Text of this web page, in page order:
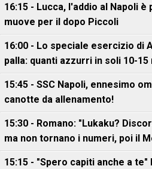
16:15 - Lucca, l'addio al Napoli
muove per il dopo Piccoli
16:00 - Lo speciale esercizio di
palla: quanti azzurri in soli 10-15
15:45 - SSC Napoli, ennesimo
canotte da allenamento!
15:30 - Romano: "Lukaku?
ma non tornano i numeri, poi il
15:15 - "Spero capiti anche a